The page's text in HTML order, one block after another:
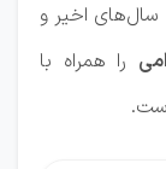
سال‌های اخیر و
را همراه با